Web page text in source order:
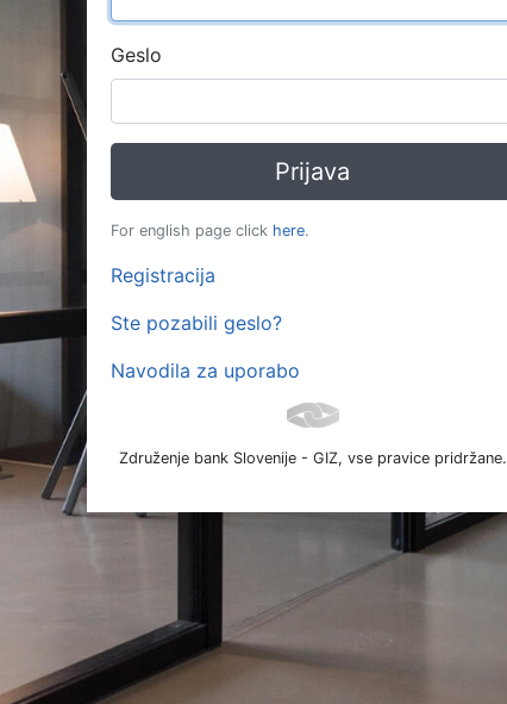
Geslo
For english page click here.
Registracija
Ste pozabili geslo?
Navodila za uporabo
Združenje bank Slovenije - GIZ, vse pravice pridržane.